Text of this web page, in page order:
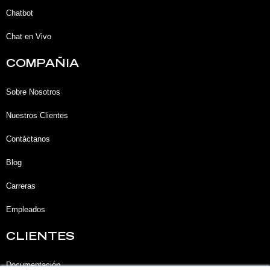
-
n
Chatbot
Chat en Vivo
COMPAÑIA
Sobre Nosotros
Nuestros Clientes
Contáctanos
Blog
Carreras
Empleados
CLIENTES
Documentación